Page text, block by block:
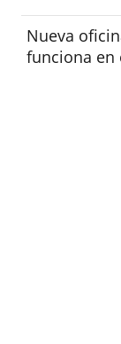
Nueva
funciona en